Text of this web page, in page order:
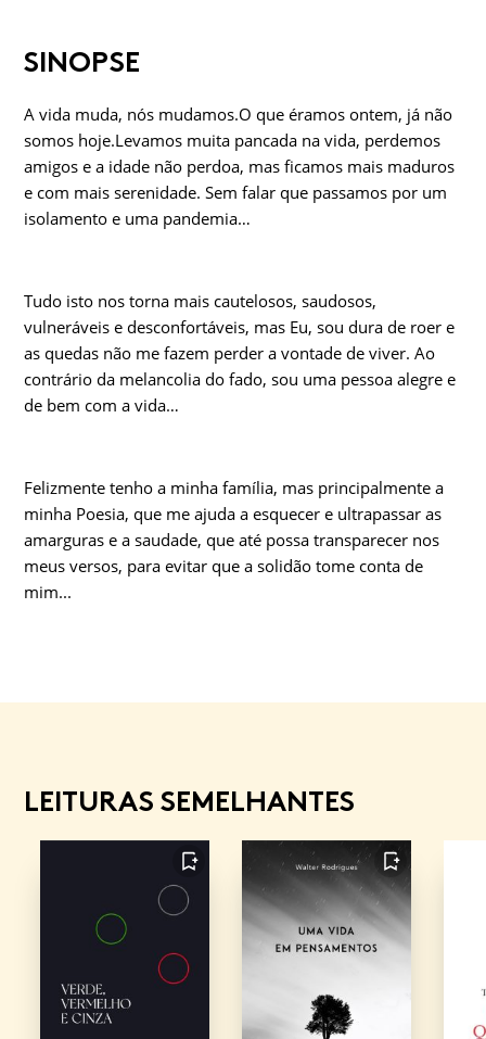
SINOPSE
A vida muda, nós mudamos.O que éramos ontem, já não
somos hoje.Levamos muita pancada na vida, perdemos
amigos e a idade não perdoa, mas ficamos mais maduros
e com mais serenidade. Sem falar que passamos por um
isolamento e uma pandemia…
Tudo isto nos torna mais cautelosos, saudosos,
vulneráveis e desconfortáveis, mas Eu, sou dura de roer e
as quedas não me fazem perder a vontade de viver. Ao
contrário da melancolia do fado, sou uma pessoa alegre e
de bem com a vida…
Felizmente tenho a minha família, mas principalmente a
minha Poesia, que me ajuda a esquecer e ultrapassar as
amarguras e a saudade, que até possa transparecer nos
meus versos, para evitar que a solidão tome conta de
mim...
LEITURAS SEMELHANTES
FAVORITO FAVORITO